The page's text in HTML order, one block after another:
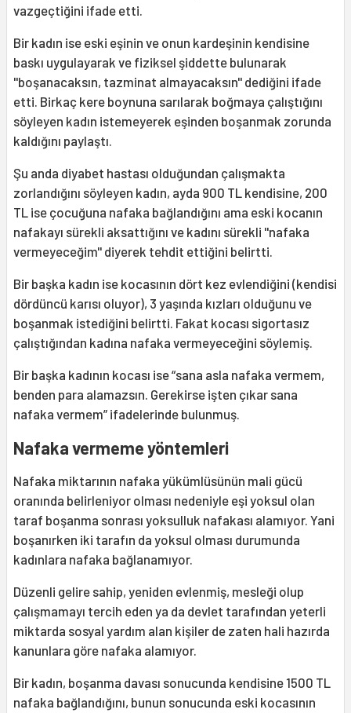
vazgeçtiğini ifade etti.
Bir kadın ise eski eşinin ve onun kardeşinin kendisine
baskı uygulayarak ve fiziksel şiddette bulunarak
''boşanacaksın, tazminat almayacaksın'' dediğini ifade
etti. Birkaç kere boynuna sarılarak boğmaya çalıştığını
söyleyen kadın istemeyerek eşinden boşanmak zorunda
kaldığını paylaştı.
Şu anda diyabet hastası olduğundan çalışmakta
zorlandığını söyleyen kadın, ayda 900 TL kendisine, 200
TL ise çocuğuna nafaka bağlandığını ama eski kocanın
nafakayı sürekli aksattığını ve kadını sürekli ''nafaka
vermeyeceğim'' diyerek tehdit ettiğini belirtti.
Bir başka kadın ise kocasının dört kez evlendiğini (kendisi
dördüncü karısı oluyor), 3 yaşında kızları olduğunu ve
boşanmak istediğini belirtti. Fakat kocası sigortasız
çalıştığından kadına nafaka vermeyeceğini söylemiş.
Bir başka kadının kocası ise “sana asla nafaka vermem,
benden para alamazsın. Gerekirse işten çıkar sana
nafaka vermem” ifadelerinde bulunmuş.
Nafaka vermeme yöntemleri
Nafaka miktarının nafaka yükümlüsünün mali gücü
oranında belirleniyor olması nedeniyle eşi yoksul olan
taraf boşanma sonrası yoksulluk nafakası alamıyor. Yani
boşanırken iki tarafın da yoksul olması durumunda
kadınlara nafaka bağlanamıyor.
Düzenli gelire sahip, yeniden evlenmiş, mesleği olup
çalışmamayı tercih eden ya da devlet tarafından yeterli
miktarda sosyal yardım alan kişiler de zaten hali hazırda
kanunlara göre nafaka alamıyor.
Bir kadın, boşanma davası sonucunda kendisine 1500 TL
nafaka bağlandığını, bunun sonucunda eski kocasının